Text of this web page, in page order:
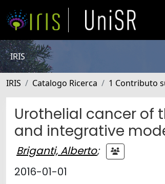
IRIS
IRIS Catalogo Ricerca 1 Contributo
Urothelial cancer of
and integrative
Briganti, Alberto;
2016-01-01